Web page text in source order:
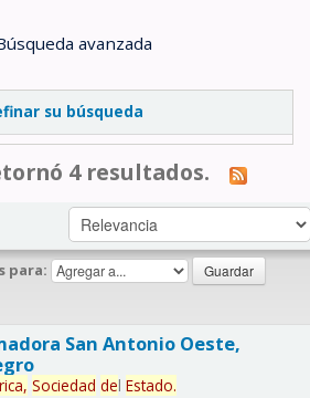
avanzada
su búsqueda
4 resultados.
para:
San Antonio Oeste,
Sociedad del Estado.